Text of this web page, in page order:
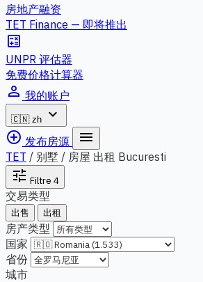
房地产融资
TET Finance — 即将推出
calculate
UNPR 评估器
免费价格计算器
person_outline 我的账户
🇨🇳 zh
expand_more
add_circle_outline 发布房源 menu
TET / 别墅 / 房屋 出租 Bucuresti
tune Filtre 4
交易类型
出售 出租
房产类型
国家
省份
城市